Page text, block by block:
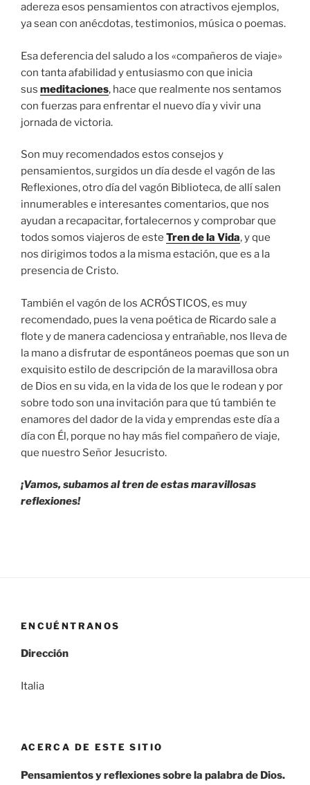
adereza esos pensamientos con atractivos ejemplos,
ya sean con anécdotas, testimonios, música o poemas.
Esa deferencia del saludo a los «compañeros de viaje»
con tanta afabilidad y entusiasmo con que inicia
sus meditaciones, hace que realmente nos sentamos
con fuerzas para enfrentar el nuevo día y vivir una
jornada de victoria.
Son muy recomendados estos consejos y
pensamientos, surgidos un día desde el vagón de las
Reflexiones, otro día del vagón Biblioteca, de allí salen
innumerables e interesantes comentarios, que nos
ayudan a recapacitar, fortalecernos y comprobar que
todos somos viajeros de este Tren de la Vida, y que
nos dirigimos todos a la misma estación, que es a la
presencia de Cristo.
También el vagón de los ACRÓSTICOS, es muy
recomendado, pues la vena poética de Ricardo sale a
flote y de manera cadenciosa y entrañable, nos lleva de
la mano a disfrutar de espontáneos poemas que son un
exquisito estilo de descripción de la maravillosa obra
de Dios en su vida, en la vida de los que le rodean y por
sobre todo son una invitación para que tú también te
enamores del dador de la vida y emprendas este día a
día con Él, porque no hay más fiel compañero de viaje,
que nuestro Señor Jesucristo.
¡Vamos, subamos al tren de estas maravillosas
reflexiones!
ENCUÉNTRANOS
Dirección
Italia
ACERCA DE ESTE SITIO
Pensamientos y reflexiones sobre la palabra de Dios.